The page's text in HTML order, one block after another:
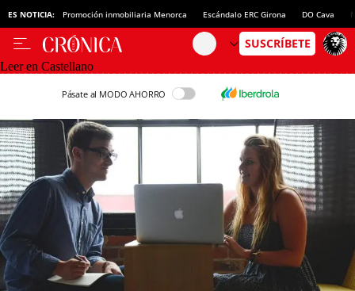
ES NOTICIA: Promoción inmobiliaria Menorca Escándalo ERC Girona DO Cava
Leer en Castellano
Pásate al MODO AHORRO